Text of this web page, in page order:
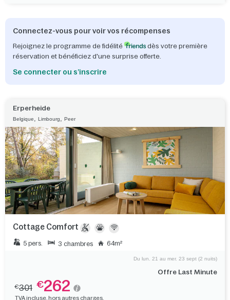
Connectez-vous pour voir vos récompenses
Rejoignez le programme de fidélité
dès votre première
réservation et bénéficiez d'une surprise offerte.
Se connecter ou s’inscrire
Erperheide
Belgique, Limbourg, Peer
Cottage Comfort
5 pers. 3 chambres 64m²
Offre Last Minute
Du lun. 21 au mer. 23 sept (2 nuits)
€301 €262
TVA incluse, hors autres charges.